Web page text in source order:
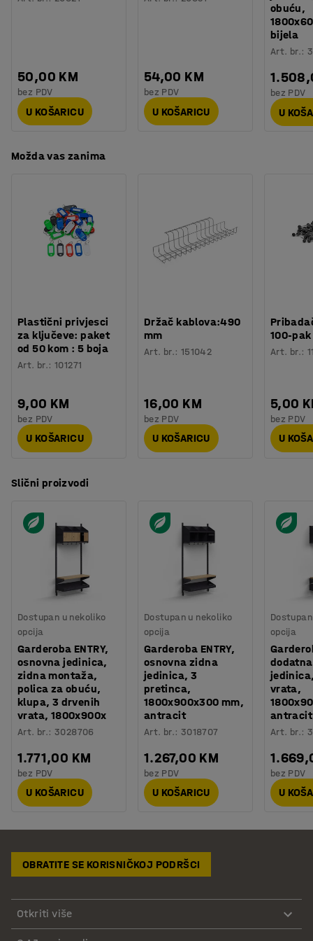
50,00 KM
bez PDV
U KOŠARICU
54,00 KM
bez PDV
U KOŠARICU
obuću,
bijela
Art. br.:
bez PDV
U
Možda vas zanima
Plastični privjesci
za ključeve: paket
od 50 kom : 5 boja
Art. br.:101271
9,00 KM
bez PDV
U KOŠARICU
Držač kablova:490
mm
Art. br.: 151042
16,00 KM
bez PDV
U KOŠARICU
100-pak
Art. br.:
5,00
bez PDV
U
Slični proizvodi
Dostupan u nekoliko
opcija
Garderoba ENTRY,
osnovna jedinica,
zidna montaža,
polica za obuću,
klupa, 3 drvenih
vrata, 1800x900x
Art. br.:3028706
1.771,00 KM
bez PDV
U KOŠARICU
Dostupan u nekoliko
opcija
Garderoba ENTRY,
osnovna zidna
jedinica, 3
pretinca,
1800x900x300 mm,
antracit
Art. br.: 3018707
1.267,00 KM
bez PDV
U KOŠARICU
opcija
vrata,
Art. br.:
bez PDV
U
OBRATITE SE KORISNIČKOJ PODRŠCI
Otkriti više